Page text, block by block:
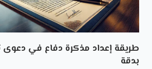
طريقة إعداد مذكرة دفاع في
بدقة